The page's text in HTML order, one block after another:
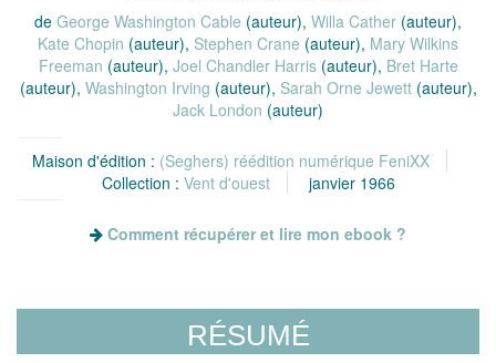
de George Washington Cable (auteur), Willa Cather (auteur),
Kate Chopin (auteur), Stephen Crane (auteur), Mary Wilkins
Freeman (auteur), Joel Chandler Harris(auteur), Bret Harte
(auteur), Washington Irving (auteur), Sarah Orne Jewett(auteur),
Jack London (auteur)
Maison d'édition : (Seghers) réédition numérique FeniXX
Collection : Vent d'ouest janvier 1966
Comment récupérer et lire mon ebook ?
RÉSUMÉ